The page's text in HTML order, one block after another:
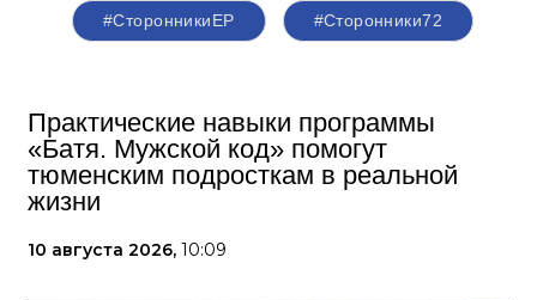
#СторонникиЕР #Сторонники72
Практические навыки программы
«Батя. Мужской код» помогут
тюменским подросткам в реальной
жизни
10 августа 2026, 10:09